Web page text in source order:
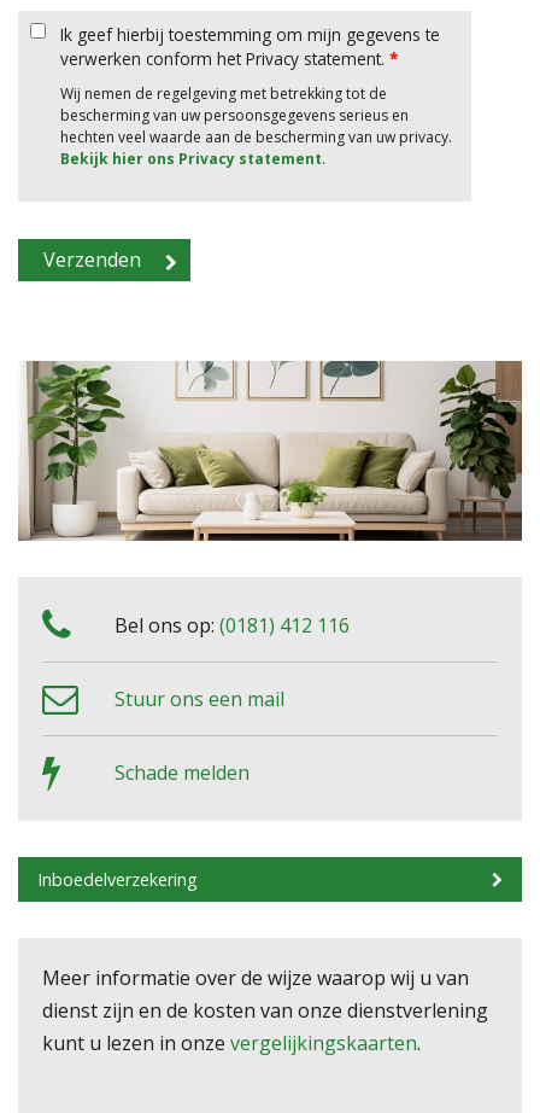
Ik geef hierbij toestemming om mijn gegevens te
verwerken conform het Privacy statement. *
Wij nemen de regelgeving met betrekking tot de
bescherming van uw persoonsgegevens serieus en
hechten veel waarde aan de bescherming van uw privacy.
Bekijk hier ons Privacy statement.
Bel ons op: (0181) 412 116
Stuur ons een mail
Schade melden
Inboedelverzekering
Meer informatie over de wijze waarop wij u van
dienst zijn en de kosten van onze dienstverlening
kunt u lezen in onze vergelijkingskaarten.